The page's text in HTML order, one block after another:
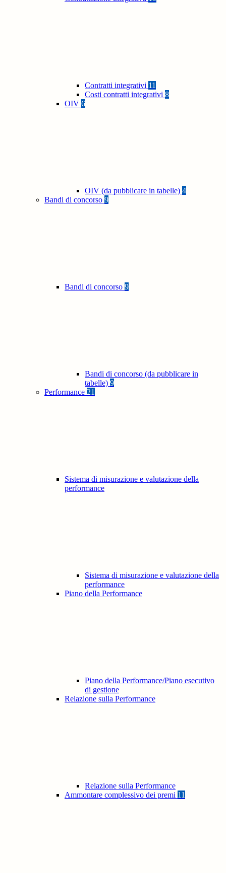
Contratti integrativi 11
Costi contratti integrativi 8
OIV 6
OIV (da pubblicare in tabelle) 4
Bandi di concorso 9
Bandi di concorso 9
Bandi di concorso (da pubblicare in
tabelle) 9
Performance 21
Sistema di misurazione e valutazione della
performance
Sistema di misurazione e valutazione della
performance
Piano della Performance
Piano della Performance/Piano esecutivo
di gestione
Relazione sulla Performance
Relazione sulla Performance
Ammontare complessivo dei premi 11